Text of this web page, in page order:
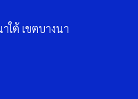
ใต้ เขตบางนา